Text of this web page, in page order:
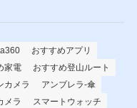
おすすめアプリ
家電
おすすめ登山ルート
カメラ
アンブレラ-傘
メラ
スマートウォッチ